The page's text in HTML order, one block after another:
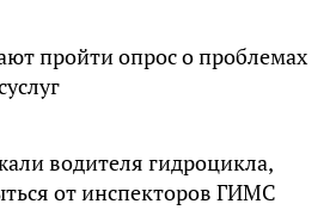
пройти опрос о проблемах
водителя гидроцикла,
от инспекторов ГИМС